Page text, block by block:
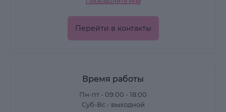
Перейти в контакты
Время работы
Пн-пт - 09:00 - 18:00
Суб-Вс - выходной